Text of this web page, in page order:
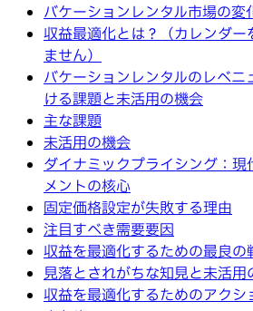
バケーションレンタル市場の変
収益最適化とは？（カレンダ
ません）
バケーションレンタルのレベニ
ける課題と未活用の機会
主な課題
未活用の機会
ダイナミックプライシング：
メントの核心
固定価格設定が失敗する理由
注目すべき需要要因
収益を最適化するための最良の
見落とされがちな知見と未活用
収益を最適化するためのアクシ